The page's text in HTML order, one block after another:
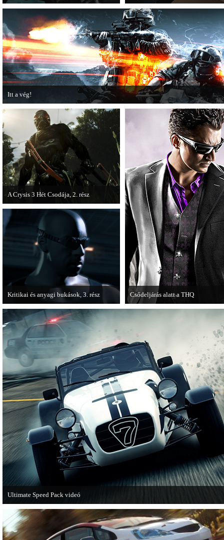
Több jel is utal arra, hogy készülőben
van a Ghost Recon: Future Soldier
következő epizódja.
Megjött a Lightning Returns:
Itt a vég!
Hamarosan minden infó kiderül a Battlefield 3 utolsó, End Game
A Crysis 3 Hét Csodája, 2. rész
Megjelent a Crysis 3 videosorozat
második része, amely a The Hunt címet
Csődeljárás alatt a THQ
Egy újabb videojáték-kiadó került
Kritikai és anyagi bukások, 3. rész
A PC Guru "Kritikai és anyagi bukások"
című cikksorozatának utolsó részét
olvashatjuk.
Ultimate Speed Pack videó
Már elérhető a Need for Speed Most Wanted első nagyobb kiegészítő csomagja.